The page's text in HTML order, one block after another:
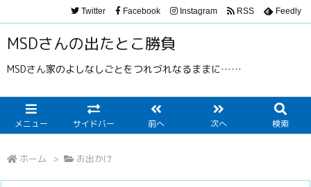
MSDさんの出たとこ勝負
MSDさん家のよしなしごとをつれづれなるままに……
メニュー サイドバー 前へ 次へ 検索
Twitter Facebook Instagram RSS Feedly
ホーム > お出かけ